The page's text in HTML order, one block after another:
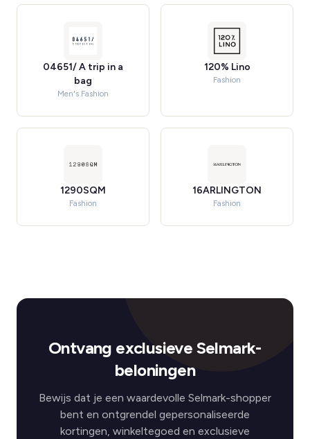
04651/ A trip in a
bag
Men's Fashion
120% Lino
Fashion
1290SQM
Fashion
16ARLINGTON
Fashion
Ontvang exclusieve Selmark-
beloningen
Bewijs dat je een waardevolle Selmark-shopper
bent en ontgrendel gepersonaliseerde
kortingen, winkeltegoed en exclusieve